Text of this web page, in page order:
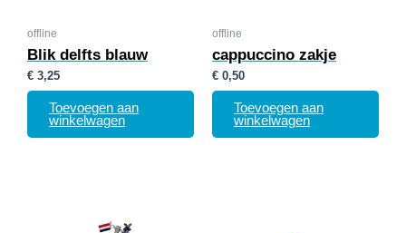
offline
Blik delfts blauw
€ 3,25
Toevoegen aan
winkelwagen
offline
cappuccino zakje
€ 0,50
Toevoegen aan
winkelwagen